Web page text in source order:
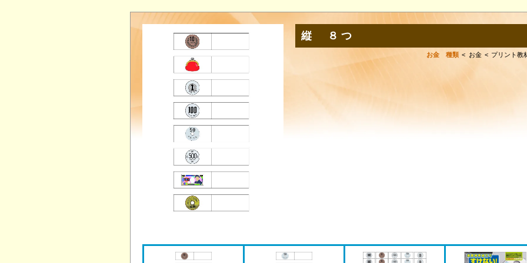
縦 ８つ
お金 種類 お金 プリント教